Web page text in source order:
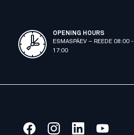
OPENING HOURS
ESMASPÄEV – REEDE 08:00 -
17:00